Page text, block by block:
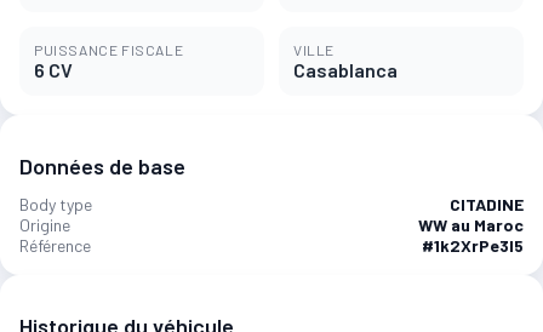
PUISSANCE FISCALE
6 CV
VILLE
Casablanca
Données de base
Body type
CITADINE
Origine
WW au Maroc
Référence
#1k2XrPe3l5
Historique du véhicule